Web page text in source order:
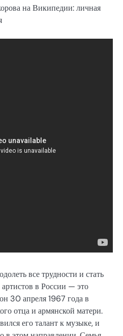
все трудности и стать
в России — это
30 апреля 1967 года в
отца и армянской матери.
его талант к музыке, и